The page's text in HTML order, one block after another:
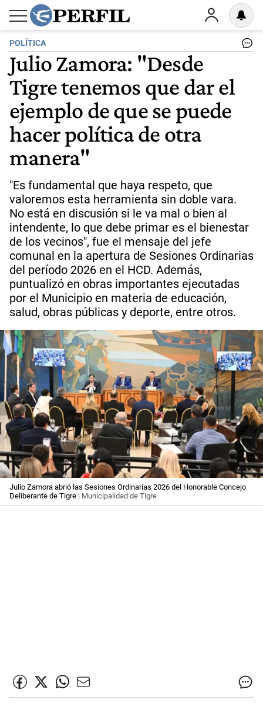
POLÍTICA
Julio Zamora: "Desde
Tigre tenemos que dar el
ejemplo de que se puede
hacer política de otra
manera"
"Es fundamental que haya respeto, que
valoremos esta herramienta sin doble vara.
No está en discusión si le va mal o bien al
intendente, lo que debe primar es el bienestar
de los vecinos", fue el mensaje del jefe
comunal en la apertura de Sesiones Ordinarias
del período 2026 en el HCD. Además,
puntualizó en obras importantes ejecutadas
por el Municipio en materia de educación,
salud, obras públicas y deporte, entre otros.
Julio Zamora abrió las Sesiones Ordinarias 2026 del Honorable Concejo
Deliberante de Tigre | Municipalidad de Tigre